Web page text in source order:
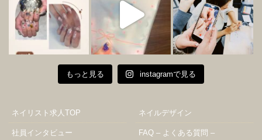
もっと見る instagramで見る
ネイリスト求人TOP
社員インタビュー
ネイルデザイン
FAQ – よくある質問 –